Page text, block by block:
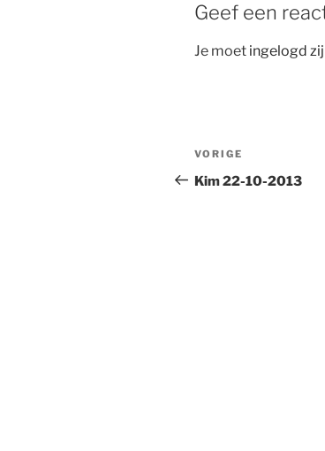
Geef een
Je moet ingelogd
Bericht
navigatie
Vorig
bericht
VORIGE
Kim 22-10-2013